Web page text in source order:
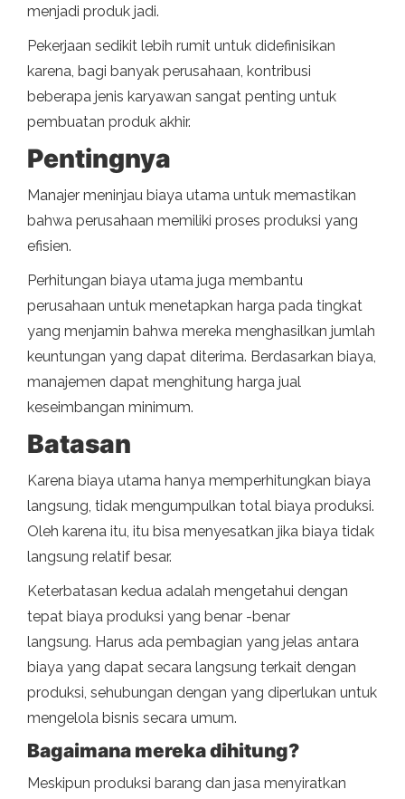
menjadi produk jadi.
Pekerjaan sedikit lebih rumit untuk didefinisikan
karena, bagi banyak perusahaan, kontribusi
beberapa jenis karyawan sangat penting untuk
pembuatan produk akhir.
Pentingnya
Manajer meninjau biaya utama untuk memastikan
bahwa perusahaan memiliki proses produksi yang
efisien.
Perhitungan biaya utama juga membantu
perusahaan untuk menetapkan harga pada tingkat
yang menjamin bahwa mereka menghasilkan jumlah
keuntungan yang dapat diterima. Berdasarkan biaya,
manajemen dapat menghitung harga jual
keseimbangan minimum.
Batasan
Karena biaya utama hanya memperhitungkan biaya
langsung, tidak mengumpulkan total biaya produksi.
Oleh karena itu, itu bisa menyesatkan jika biaya tidak
langsung relatif besar.
Keterbatasan kedua adalah mengetahui dengan
tepat biaya produksi yang benar -benar
langsung. Harus ada pembagian yang jelas antara
biaya yang dapat secara langsung terkait dengan
produksi, sehubungan dengan yang diperlukan untuk
mengelola bisnis secara umum.
Bagaimana mereka dihitung?
Meskipun produksi barang dan jasa menyiratkan